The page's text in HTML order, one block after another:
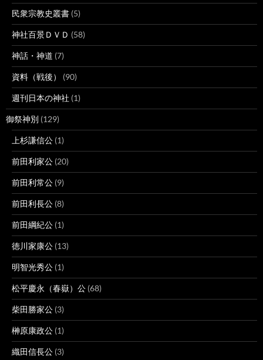
民衆宗教史叢書 (5)
神社百景ＤＶＤ (58)
神話・神道 (7)
資料（戦後） (90)
週刊日本の神社 (1)
御祭神別 (129)
上杉謙信公 (1)
前田利家公 (20)
前田利常公 (9)
前田利長公 (8)
前田綱紀公 (1)
徳川家康公 (13)
明智光秀公 (1)
松平慶永（春嶽）公 (68)
柴田勝家公 (3)
榊原康政公 (1)
織田信長公 (3)